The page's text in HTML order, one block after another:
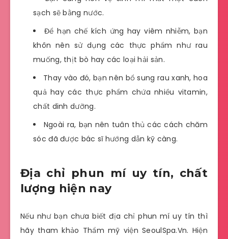
sạch sẽ bằng nước.
Để hạn chế kích ứng hay viêm nhiễm, bạn
khôn nên sử dụng các thực phẩm như rau
muống, thịt bò hay các loại hải sản.
Thay vào đó, bạn nên bổ sung rau xanh, hoa
quả hay các thực phẩm chứa nhiều vitamin,
chất dinh dưỡng.
Ngoài ra, bạn nên tuân thủ các cách chăm
sóc đã được bác sĩ hướng dẫn kỹ càng.
Địa chỉ phun mí uy tín, chất
lượng hiện nay
Nếu như bạn chưa biết địa chỉ phun mí uy tín thì
hãy tham khảo Thẩm mỹ viện SeoulSpa.Vn. Hiện